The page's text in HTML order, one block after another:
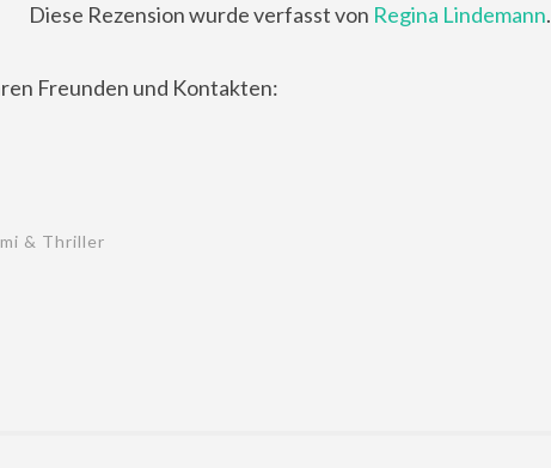
Diese Rezension wurde verfasst von Regina Lindemann.
Freunden und Kontakten:
& Thriller